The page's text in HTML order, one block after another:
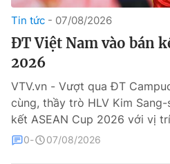
® Cấm sao chép dưới mọi hình
thuận bằng văn bản. Ghi rõ nguồn
thông tin từ website này.
Tin tức 07/08/2026
ĐT Việt Nam vào bán
2026
VTV.vn - Vượt qua ĐT
cùng, thầy trò HLV Kim
kết ASEAN Cup 2026 với vị
0 07/08/2026